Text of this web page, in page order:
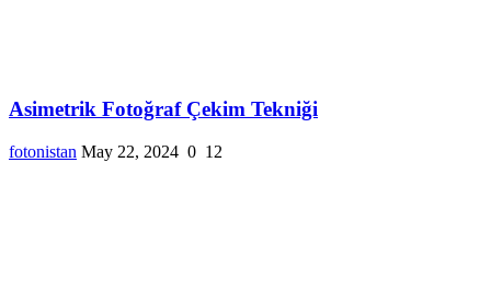
Asimetrik Fotoğraf Çekim Tekniği
fotonistan May 22, 2024 0 12